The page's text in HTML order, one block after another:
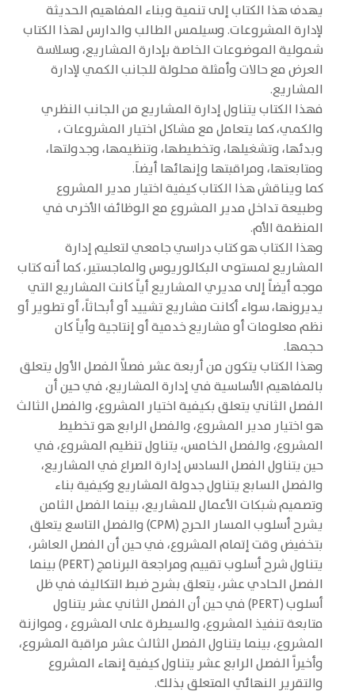
يهدف هذا الكتاب إلى تنمية وبناء المفاهيم الحديثة
لإدارة المشروعات. وسيلمس الطالب والدارس لهذا الكتاب
شمولية الموضوعات الخاصة بإدارة المشاريع، وسلاسة
العرض مع حالات وأمثلة محلولة للجانب الكمي لإدارة
المشاريع.
فهذا الكتاب يتناول إدارة المشاريع من الجانب النظري
والكمي، كما يتعامل مع مشاكل اختيار المشروعات ،
وبدئها، وتشغيلها، وتخطيطها، وتنظيمها، وجدولتها،
ومتابعتها، ومراقبتها وإنهائها أيضاَ.
كما ويناقش هذا الكتاب كيفية اختيار مدير المشروع
وطبيعة تداخل مدير المشروع مع الوظائف الأخرى في
المنظمة الأم.
وهذا الكتاب هو كتاب دراسي جامعي لتعليم إدارة
المشاريع لمستوى البكالوريوس والماجستير، كما أنه كتاب
موجه أيضاً إلى مديري المشاريع أياً كانت المشاريع التي
يديرونها، سواء أكانت مشاريع تشييد أو أبحاثاً، أو تطوير أو
نظم معلومات أو مشاريع خدمية أو إنتاجية وأياً كان
حجمها.
وهذا الكتاب يتكون من أربعة عشر فصلاً الفصل الأول يتعلق
بالمفاهيم الأساسية في إدارة المشاريع، في حين أن
الفصل الثاني يتعلق بكيفية اختيار المشروع، والفصل الثالث
هو اختيار مدير المشروع، والفصل الرابع هو تخطيط
المشروع، والفصل الخامس، يتناول تنظيم المشروع، في
حين يتناول الفصل السادس إدارة الصراع في المشاريع،
والفصل السابع يتناول جدولة المشاريع وكيفية بناء
وتصميم شبكات الأعمال للمشاريع، بينما الفصل الثامن
يشرح أسلوب المسار الحرج (CPM) والفصل التاسع يتعلق
بتخفيض وقت إتمام المشروع، في حين أن الفصل العاشر،
يتناول شرح أسلوب تقييم ومراجعة البرنامج (PERT) بينما
الفصل الحادي عشر، يتعلق بشرح ضبط التكاليف في ظل
أسلوب (PERT) في حين أن الفصل الثاني عشر يتناول
متابعة تنفيذ المشروع، والسيطرة على المشروع ، وموازنة
المشروع، بينما يتناول الفصل الثالث عشر مراقبة المشروع،
وأخيراً الفصل الرابع عشر يتناول كيفية إنهاء المشروع
والتقرير النهائي المتعلق بذلك.